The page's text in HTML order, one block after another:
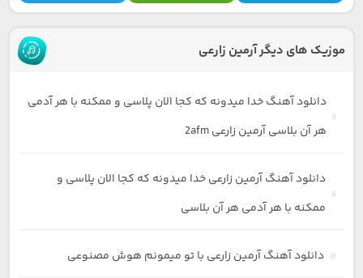
موزیک های دیگر آرمین زارعی
دانلود آهنگ خدا میدونه که کجا الان پلاسی و ممکنه با هر آدمی
هر آن بلاسی آرمین زارعی 2afm
دانلود آهنگ آرمین زارعی خدا میدونه که کجا الان پلاسی و
ممکنه با هر آدمی هر آن بلاسی
دانلود آهنگ آرمین زارعی با تو میمونم هوش مصنوعی